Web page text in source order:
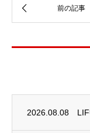
2026.08.08